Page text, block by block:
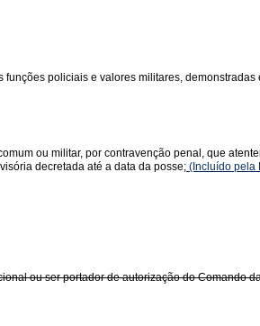
policiais e valores militares,
ou militar, por contravenção penal, que
decretada até a data da posse; (Incluído pela
ou ser portador de autorização do Comando